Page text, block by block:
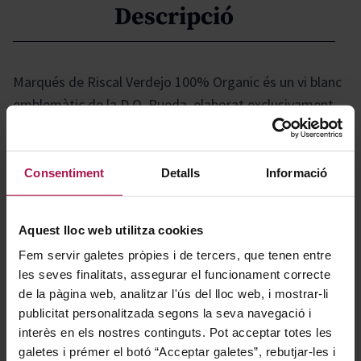
Consentiment Detalls Informació
Aquest lloc web utilitza cookies
Fem servir galetes pròpies i de tercers, que tenen entre
les seves finalitats, assegurar el funcionament correcte
de la pàgina web, analitzar l'ús del lloc web, i mostrar-li
publicitat personalitzada segons la seva navegació i
interès en els nostres continguts. Pot acceptar totes les
galetes i prémer el botó “Acceptar galetes”, rebutjar-les i
Descripció
Marqués de Riscal Verdejo 100% Organic és un vi blanc
emblemàtic de la D.O. Rueda, elaborat exclusivament
amb raïm Verdejo procedent d'agricultura ecològica i
sostenible. Aquest vi destaca per la seva puresa varietal
i el caràcter únic del terrer del Duero, gràcies a una
vinificació amb mínima intervenció. Presenta un perfil
matisos anisats i herba fresca, consolidant-se com un
referent deliciós i atractiu dins de la seva varietat i
denominació d'origen.
Gastronomía